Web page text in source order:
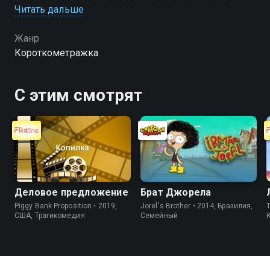
их судьбы до степени абсурда, но в итоге каждому
Читать дальше
Жанр
Короткометражка
С этим смотрят
Деловое предложение
Piggy Bank Proposition • 2019,
США, Трагикомедия
Брат Джорела
Jorel's Brother • 2014, Бразилия,
Cемейный